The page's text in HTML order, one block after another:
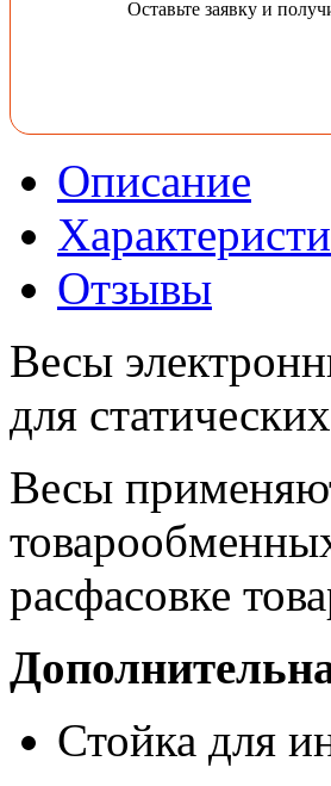
Оставьте заявку и
Описание
Отзывы
Весы
для
Весы
расфасовке
Стойка для